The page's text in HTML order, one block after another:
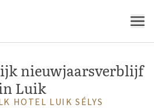
MENU
nieuwjaarsverblijf
Luik
HOTEL LUIK SÉLYS